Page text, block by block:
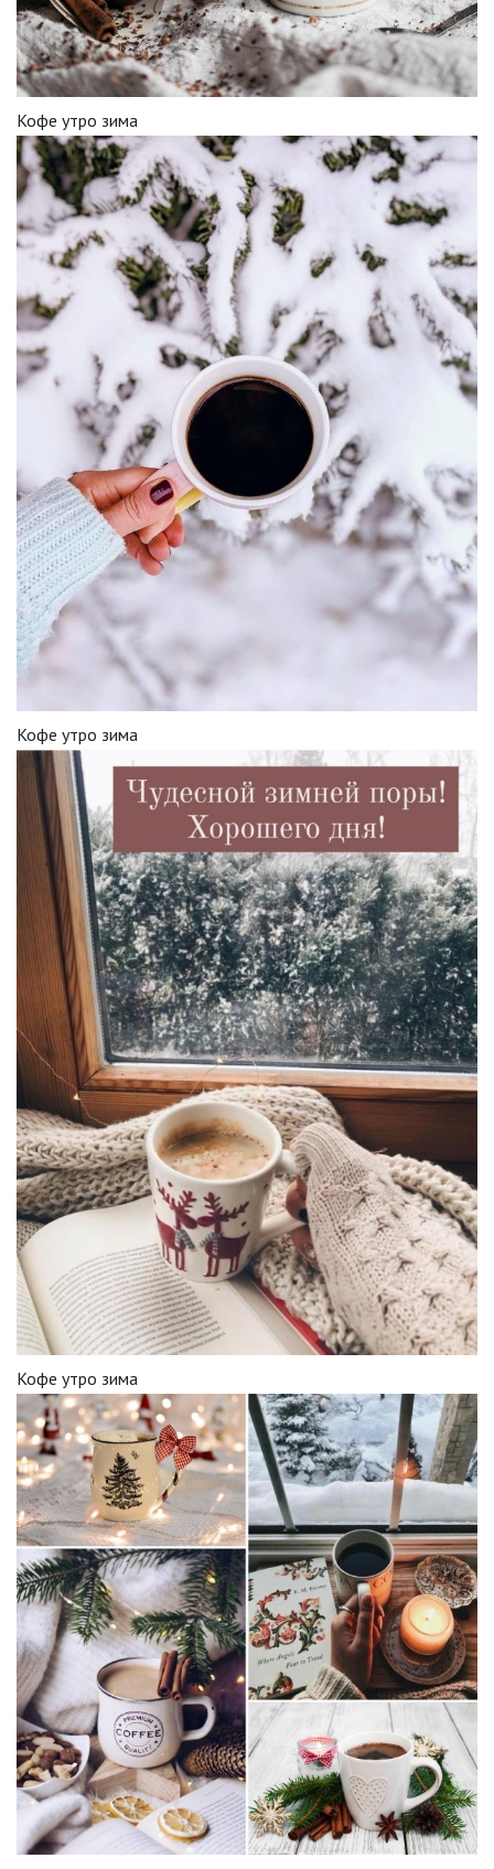
Кофе утро зима
Кофе утро зима
Кофе утро зима